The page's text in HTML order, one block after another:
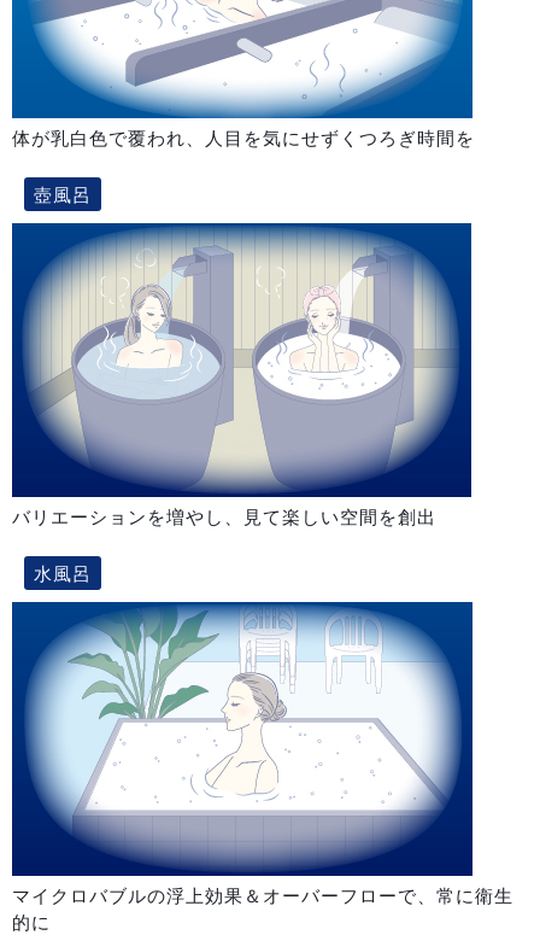
体が乳白色で覆われ、人目を気にせずくつろぎ時間を
壺風呂
バリエーションを増やし、見て楽しい空間を創出
水風呂
マイクロバブルの浮上効果＆オーバーフローで、常に衛生
的に